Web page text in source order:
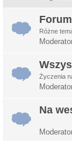
Różne
Życzenia
Na